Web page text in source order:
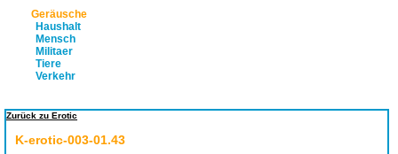
Geräusche
Haushalt
Mensch
Militaer
Tiere
Verkehr
Zurück zu Erotic
K-erotic-003-01.43